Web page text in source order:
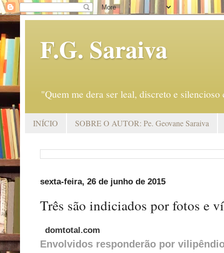
F.G. Saraiva
"Quem me dera ser leal, discreto e
INÍCIO SOBRE O AUTOR: Pe. Geovane Saraiva
sexta-feira, 26 de junho de 2015
Três são indiciados por fotos e
domtotal.com
Envolvidos responderão por